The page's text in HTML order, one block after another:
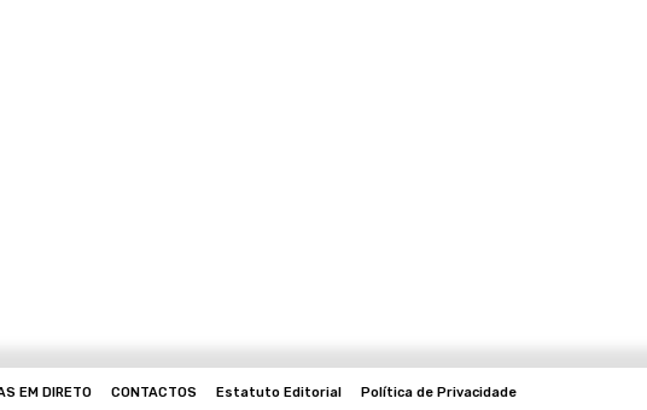
EM DIRETO CONTACTOS Estatuto Editorial Política de Privacidade